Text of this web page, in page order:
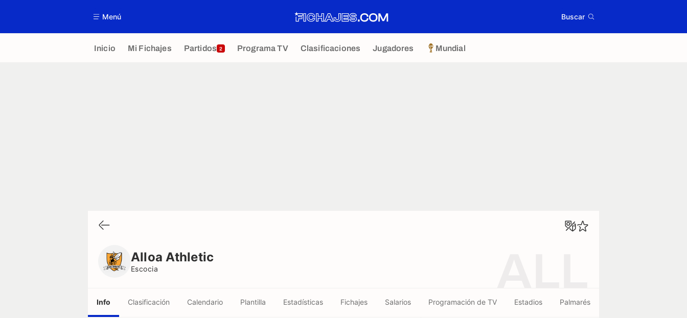
Menú Buscar
Inicio Mi Fichajes Partidos 2 Programa TV Clasificaciones Jugadores Mundial
Alloa Athletic
Escocia
Info Clasificación Calendario Plantilla Estadísticas Fichajes Salarios Programación de TV Estadios Palmarés